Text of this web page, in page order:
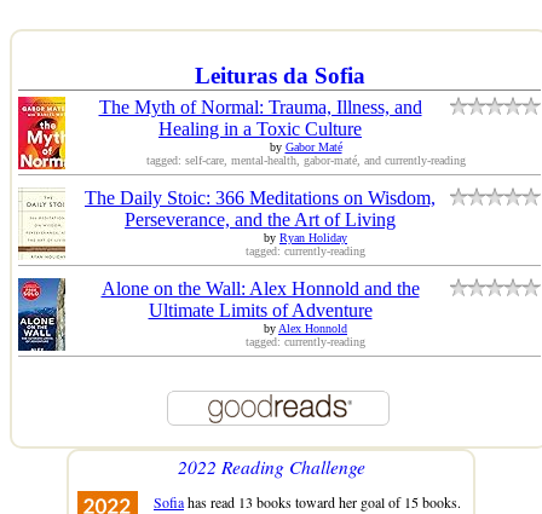
Leituras da Sofia
The Myth of Normal: Trauma, Illness, and
Healing in a Toxic Culture
by Gabor Maté
tagged: self-care, mental-health, gabor-maté, and currently-reading
The Daily Stoic: 366 Meditations on Wisdom,
Perseverance, and the Art of Living
by Ryan Holiday
tagged: currently-reading
Alone on the Wall: Alex Honnold and the
Ultimate Limits of Adventure
by Alex Honnold
tagged: currently-reading
2022 Reading Challenge
Sofiahas read 13 books toward her goal of 15 books.